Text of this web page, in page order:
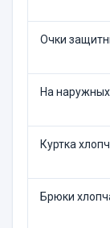
Очки
На
Куртка
Брюки